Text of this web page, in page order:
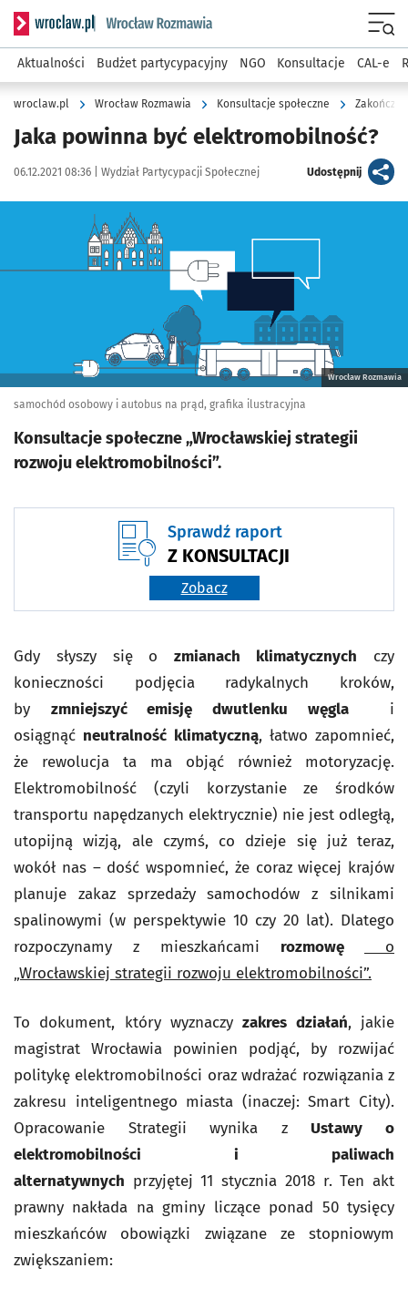
Serwis informacyjny wroclaw.pl podserwis: Rozmawia
Aktualności Budżet partycypacyjny NGO Konsultacje CAL-e
wroclaw.pl Wrocław Rozmawia Konsultacje społeczne
Jaka powinna być elektromobilność?
Data publikacji:
06.12.2021 08:36 | Autor:
Wydział Partycypacji Społecznej Udostępnijartykuł
Kliknij, aby powiększyć
Wrocław Rozmawia
samochód osobowy i autobus na prąd, grafika ilustracyjna
Konsultacje społeczne „Wrocławskiej strategii
rozwoju elektromobilności”.
Sprawdź raport
Z KONSULTACJI
Zobacz
Gdy słyszy się o zmianach klimatycznych
czy
konieczności podjęcia radykalnych kroków,
by
zmniejszyć emisję dwutlenku węgla
i
osiągnąć neutralność klimatyczną, łatwo zapomnieć,
że rewolucja ta ma objąć również motoryzację.
Elektromobilność (czyli korzystanie ze środków
transportu napędzanych elektrycznie) nie jest odległą,
utopijną wizją, ale czymś, co dzieje się już teraz,
wokół nas – dość wspomnieć, że coraz więcej krajów
planuje zakaz sprzedaży samochodów z silnikami
spalinowymi (w perspektywie 10 czy 20 lat). Dlatego
rozpoczynamy z mieszkańcami
rozmowę
o
„Wrocławskiej strategii rozwoju elektromobilności”.
To dokument, który wyznaczy zakres działań, jakie
magistrat Wrocławia powinien podjąć, by rozwijać
politykę elektromobilności oraz wdrażać rozwiązania z
zakresu inteligentnego miasta (inaczej: Smart City).
Opracowanie Strategii wynika z
Ustawy o
elektromobilności i paliwach
alternatywnych przyjętej 11 stycznia 2018 r. Ten akt
prawny nakłada na gminy liczące ponad 50 tysięcy
mieszkańców obowiązki związane ze stopniowym
zwiększaniem: